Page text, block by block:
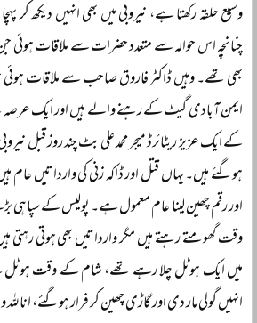
وسیع حلقہ رکھتا ہے، نیروبی میں بھی انہیں دیکھ کر
چنانچہ اس حوالہ سے متعدد حضرات سے ملاقات
بھی تھے۔ وہیں ڈاکٹر فاروق صاحب سے ملاقات ہوئی
ایمن آبادی گیٹ کے رہنے والے ہیں اور ایک عرصہ
کے ایک عزیز ریٹائرڈ میجر محمد علی بٹ چند روز قبل
ہوگئے ہیں۔ یہاں قتل اور ڈاکہ زنی کی وارداتیں عام
اور رقم چھین لینا عام معمول ہے۔ پولیس کے
وقت گھومتے رہتے ہیں مگر وارداتیں بھی ہوتی رہتی
میں ایک ہوٹل چلا رہے تھے، شام کے وقت ہوٹل
انہیں گولی مار دی اور گاڑی چھین کر فرار ہوگئے، انا للہ